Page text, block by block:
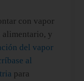
con vapor
alimentario, y
del vapor
al
para